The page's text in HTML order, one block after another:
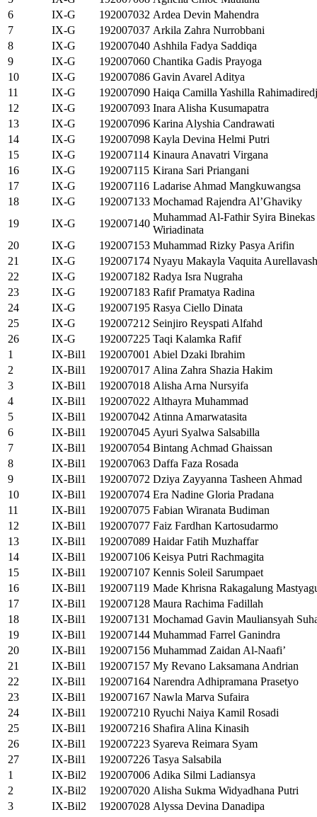
6
IX-G 192007032 Ardea Devin Mahendra
7
IX-G 192007037 Arkila Zahra Nurrobbani
8
IX-G 192007040 Ashhila Fadya Saddiqa
9
IX-G 192007060 Chantika Gadis Prayoga
10
IX-G 192007086 Gavin Avarel Aditya
11
IX-G 192007090 Haiqa Camilla Yashilla
12
IX-G 192007093 Inara Alisha Kusumapatra
13
IX-G 192007096 Karina Alyshia Candrawati
14
IX-G 192007098 Kayla Devina Helmi Putri
15
IX-G 192007114 Kinaura Anavatri Virgana
16
IX-G 192007115 Kirana Sari Priangani
17
IX-G 192007116 Ladarise Ahmad Mangkuwangsa
18
IX-G 192007133 Mochamad Rajendra Al’Ghaviky
19
IX-G 192007140
Muhammad Al-Fathir Syira Binekas
Wiriadinata
20
IX-G 192007153 Muhammad Rizky Pasya Arifin
21
IX-G 192007174 Nyayu Makayla Vaquita
22
IX-G 192007182 Radya Isra Nugraha
23
IX-G 192007183 Rafif Pramatya Radina
24
IX-G 192007195 Rasya Ciello Dinata
25
IX-G 192007212 Seinjiro Reyspati Alfahd
26
IX-G 192007225 Taqi Kalamka Rafif
1
IX-Bil1 192007001 Abiel Dzaki Ibrahim
2
IX-Bil1 192007017 Alina Zahra Shazia Hakim
3
IX-Bil1 192007018 Alisha Arna Nursyifa
4
IX-Bil1 192007022 Althayra Muhammad
5
IX-Bil1 192007042 Atinna Amarwatasita
6
IX-Bil1 192007045 Ayuri Syalwa Salsabilla
7
IX-Bil1 192007054 Bintang Achmad Ghaissan
8
IX-Bil1 192007063 Daffa Faza Rosada
9
IX-Bil1 192007072 Dziya Zayyanna Tasheen Ahmad
10
IX-Bil1 192007074 Era Nadine Gloria Pradana
11
IX-Bil1 192007075 Fabian Wiranata Budiman
12
IX-Bil1 192007077 Faiz Fardhan Kartosudarmo
13
IX-Bil1 192007089 Haidar Fatih Muzhaffar
14
IX-Bil1 192007106 Keisya Putri Rachmagita
15
IX-Bil1 192007107 Kennis Soleil Sarumpaet
16
IX-Bil1 192007119 Made Khrisna Rakagalung
17
IX-Bil1 192007128 Maura Rachima Fadillah
18
IX-Bil1 192007131 Mochamad Gavin Mauliansyah
19
IX-Bil1 192007144 Muhammad Farrel Ganindra
20
IX-Bil1 192007156 Muhammad Zaidan Al-Naafi’
21
IX-Bil1 192007157 My Revano Laksamana Andrian
22
IX-Bil1 192007164 Narendra Adhipramana Prasetyo
23
IX-Bil1 192007167 Nawla Marva Sufaira
24
IX-Bil1 192007210 Ryuchi Naiya Kamil Rosadi
25
IX-Bil1 192007216 Shafira Alina Kinasih
26
IX-Bil1 192007223 Syareva Reimara Syam
27
IX-Bil1 192007226 Tasya Salsabila
1
IX-Bil2 192007006 Adika Silmi Ladiansya
2
IX-Bil2 192007020 Alisha Sukma Widyadhana Putri
3
IX-Bil2 192007028 Alyssa Devina Danadipa